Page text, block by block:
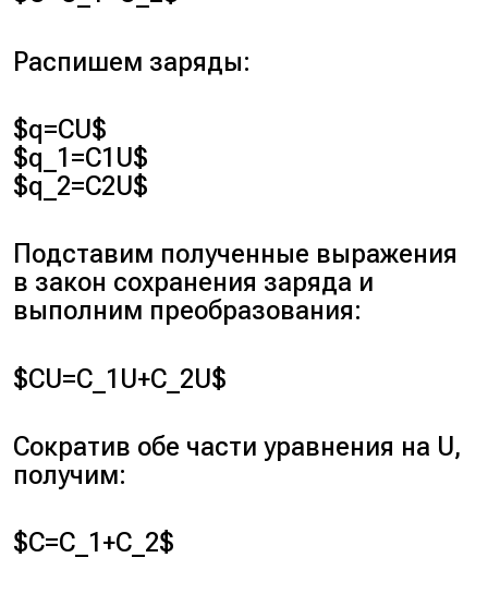
Распишем заряды:
$q=CU$
$q_1=C1U$
$q_2=C2U$
Подставим полученные выражения
в закон сохранения заряда и
выполним преобразования:
$CU=C_1U+C_2U$
Сократив обе части уравнения на U,
получим:
$C=C_1+C_2$